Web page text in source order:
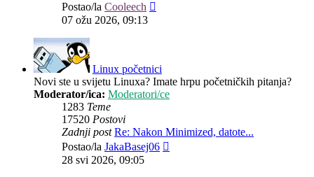
Postao/la Cooleech
07 ožu 2026, 09:13
Linux početnici
Novi ste u svijetu Linuxa? Imate hrpu početničkih pitanja?
Moderator/ica: Moderatori/ce
1283 Teme
17520 Postovi
Zadnji post Re: Nakon Minimized, datote...
Postao/la JakaBasej06
28 svi 2026, 09:05